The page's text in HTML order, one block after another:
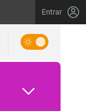
Entrar